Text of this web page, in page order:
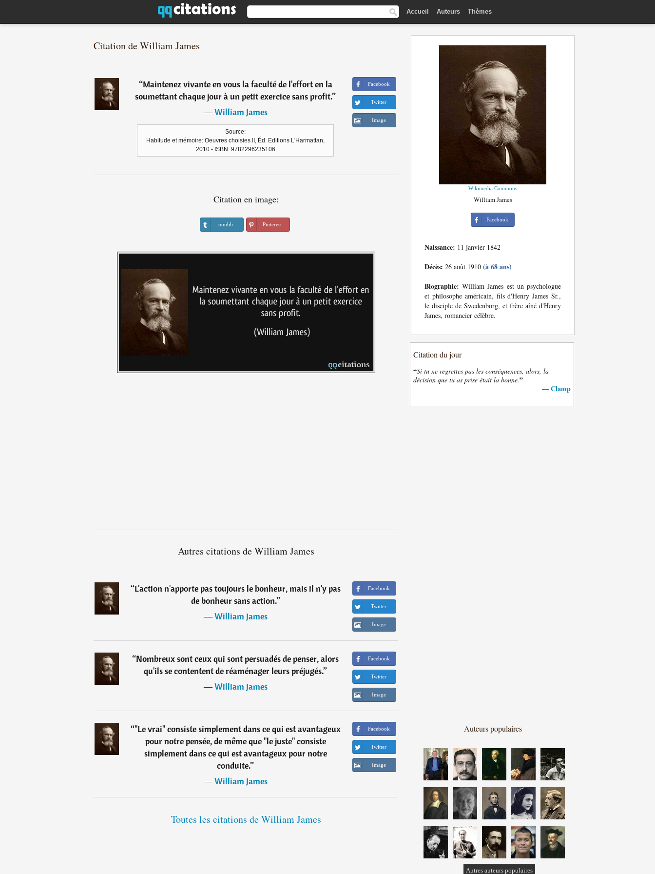
Accueil Auteurs Thèmes
Citation de William James
“Maintenez vivante en vous la faculté de l'effort en la
soumettant chaque jour à un petit exercice sans profit.”
―William James
Source:
Habitude et mémoire: Oeuvres choisies II, Éd. Editions L'Harmattan,
2010 - ISBN: 9782296235106
Facebook
Twitter
Image
Citation en image:
tumblr Pinterest
Autres citations de William James
“L'action n'apporte pas toujours le bonheur, mais il n'y pas
de bonheur sans action.”
―William James
Facebook
Twitter
Image
“Nombreux sont ceux qui sont persuadés de penser, alors
qu'ils se contentent de réaménager leurs préjugés.”
―William James
Facebook
Twitter
Image
“"Le vrai" consiste simplement dans ce qui est avantageux
pour notre pensée, de même que "le juste" consiste
simplement dans ce qui est avantageux pour notre
conduite.”
―William James
Facebook
Twitter
Image
Toutes les citations de William James
Wikimedia Commons
William James
Facebook
Naissance: 11 janvier 1842
Décès: 26 août 1910 (à 68 ans)
Biographie: William James est un psychologue
et philosophe américain, fils d'Henry James Sr.,
le disciple de Swedenborg, et frère aîné d'Henry
James, romancier célèbre.
Citation du jour
“Si tu ne regrettes pas les conséquences, alors, la
décision que tu as prise était la bonne.”
— Clamp
Auteurs populaires
Autres auteurs populaires